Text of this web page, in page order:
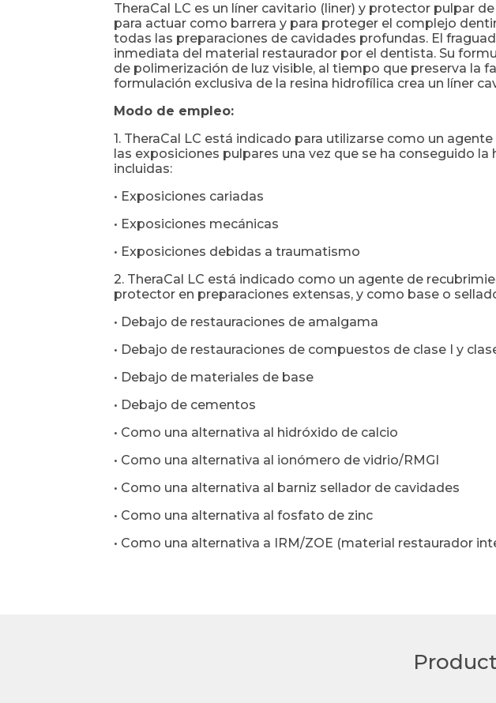
TheraCal LC es un líner cavitario (liner) y protector pulpar
para actuar como barrera y para proteger el complejo
todas las preparaciones de cavidades profundas. El
inmediata del material restaurador por el dentista. Su
de polimerización de luz visible, al tiempo que preserva la
formulación exclusiva de la resina hidrofílica crea un líner
Modo de empleo:
1. TheraCal LC está indicado para utilizarse como un
las exposiciones pulpares una vez que se ha conseguido
incluidas:
• Exposiciones cariadas
• Exposiciones mecánicas
• Exposiciones debidas a traumatismo
2. TheraCal LC está indicado como un agente de
protector en preparaciones extensas, y como base o
• Debajo de restauraciones de amalgama
• Debajo de restauraciones de compuestos de clase I y
• Debajo de materiales de base
• Debajo de cementos
• Como una alternativa al hidróxido de calcio
• Como una alternativa al ionómero de vidrio/RMGI
• Como una alternativa al barniz sellador de cavidades
• Como una alternativa al fosfato de zinc
• Como una alternativa a IRM/ZOE (material restaurador